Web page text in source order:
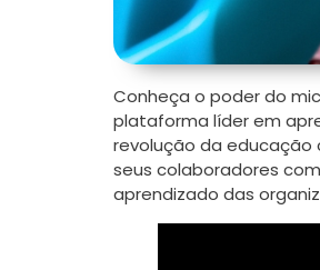
Conheça o poder do
plataforma líder em
revolução da
seus colaboradores
aprendizado das